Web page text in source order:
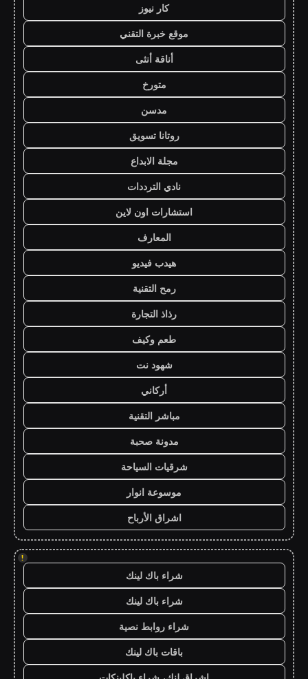
كار نيوز
موقع خبرة التقني
أناقة أنثى
متورخ
مدسن
روتانا تسويق
مجلة الابداع
نادي الترددات
استشارات اون لاين
المعارف
هيدب فيديو
رمح التقنية
رذاذ التجارة
طعم وكيف
شهود نت
أركاني
مباشر التقنية
مدونة صحبة
شرقيات السياحة
موسوعة انوار
اشراق الأرباح
!
شراء باك لينك
شراء باك لينك
شراء روابط نصية
باقات باك لينك